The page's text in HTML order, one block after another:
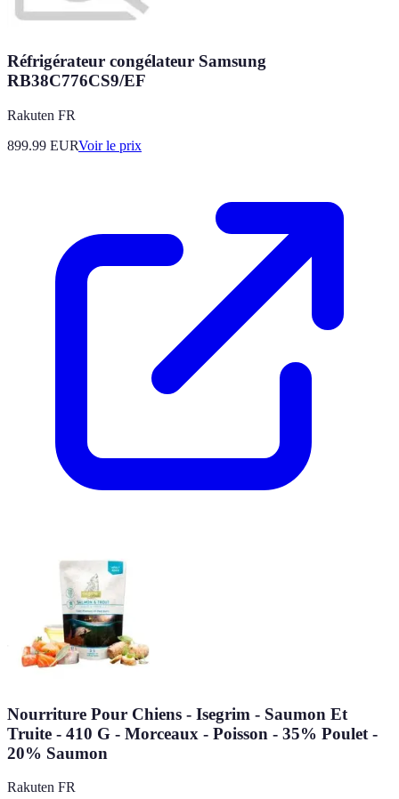
Réfrigérateur congélateur Samsung
RB38C776CS9/EF
Rakuten FR
899.99 EURVoir le prix
Nourriture Pour Chiens - Isegrim - Saumon Et
Truite - 410 G - Morceaux - Poisson - 35% Poulet -
20% Saumon
Rakuten FR